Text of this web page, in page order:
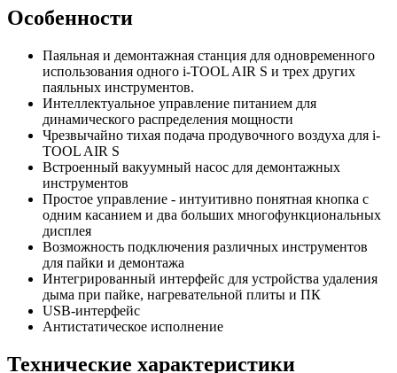
Особенности
Паяльная и демонтажная станция для одновременного
использования одного i-TOOL AIR S и трех других
паяльных инструментов.
Интеллектуальное управление питанием для
динамического распределения мощности
Чрезвычайно тихая подача продувочного воздуха для i-
TOOL AIR S
Встроенный вакуумный насос для демонтажных
инструментов
Простое управление - интуитивно понятная кнопка с
одним касанием и два больших многофункциональных
дисплея
Возможность подключения различных инструментов
для пайки и демонтажа
Интегрированный интерфейс для устройства удаления
дыма при пайке, нагревательной плиты и ПК
USB-интерфейс
Антистатическое исполнение
Технические характеристики